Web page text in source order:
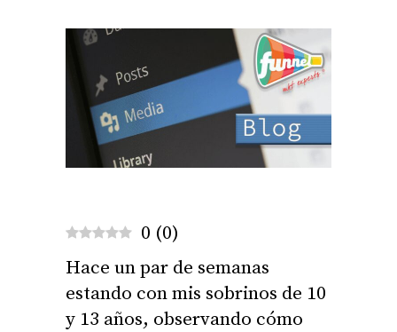
0 (0)
Hace un par de semanas
estando con mis sobrinos de 10
y 13 años, observando cómo